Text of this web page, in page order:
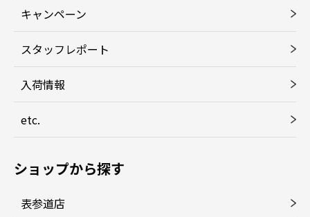
キャンペーン
スタッフレポート
入荷情報
etc.
ショップから探す
表参道店